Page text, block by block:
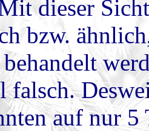
dieser
bzw.
falsch.
auf nur